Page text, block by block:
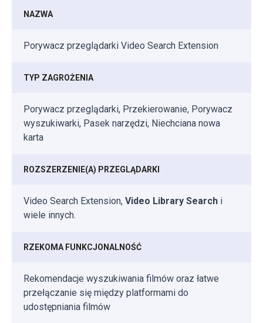
NAZWA
Porywacz przeglądarki Video Search Extension
TYP ZAGROŻENIA
Porywacz przeglądarki, Przekierowanie, Porywacz
wyszukiwarki, Pasek narzędzi, Niechciana nowa
karta
ROZSZERZENIE(A) PRZEGLĄDARKI
Video Search Extension, Video Library Search i
wiele innych.
RZEKOMA FUNKCJONALNOŚĆ
Rekomendacje wyszukiwania filmów oraz łatwe
przełączanie się między platformami do
udostępniania filmów